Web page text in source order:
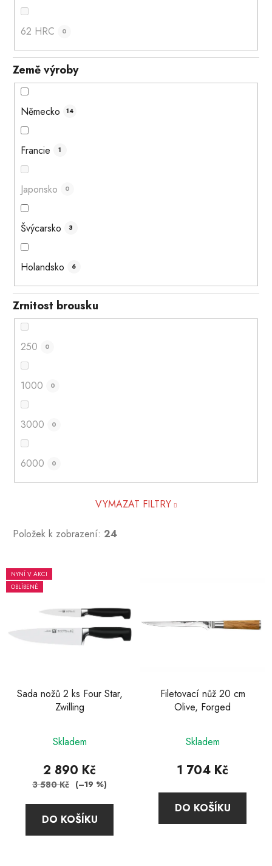
62 HRC 0
Země výroby
Německo 14
Francie 1
Japonsko 0
Švýcarsko 3
Holandsko 6
Zrnitost brousku
250 0
1000 0
3000 0
6000 0
VYMAZAT FILTRY
Položek k zobrazení: 24
V
ý
s
NYNÍ V AKCI
OBLÍBENÉ
Sada nožů 2 ks Four Star,
Zwilling
Skladem
2 890 Kč
3 580 Kč (–19 %)
DO KOŠÍKU
Filetovací nůž 20 cm
Olive, Forged
Skladem
1 704 Kč
DO KOŠÍKU